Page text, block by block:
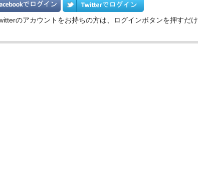
のアカウントをお持ちの方は、ログインボタンを押すだけ